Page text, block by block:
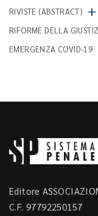
RIVISTE (ABSTRACT) +
RIFORME DELLA
EMERGENZA COVID-19
Editore
C.F. 97792250157